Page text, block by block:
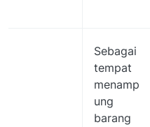
Sebagai
tempat
menamp
ung
barang